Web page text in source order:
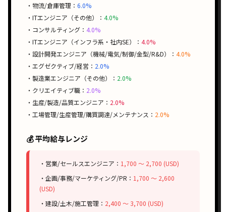
・物流/倉庫管理： 6.0%
・ITエンジニア（その他）： 4.0%
・コンサルティング： 4.0%
・ITエンジニア（インフラ系・社内SE）： 4.0%
・設計開発エンジニア（機械/電気/制御/金型/R&D）： 4.0%
・エグゼクティブ/経営： 2.0%
・製造業エンジニア（その他）： 2.0%
・クリエイティブ職： 2.0%
・生産/製造/品質エンジニア： 2.0%
・工場管理/生産管理/購買調達/メンテナンス： 2.0%
💰 平均給与レンジ
・営業/セールスエンジニア： 1,700 〜 2,700 (USD)
・企画/事務/マーケティング/PR： 1,700 〜 2,600
(USD)
・建設/土木/施工管理： 2,400 〜 3,700 (USD)